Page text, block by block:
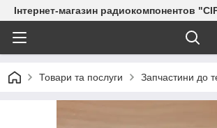
Інтернет-магазин радиокомпонентов
Товари та послуги Запчастини до